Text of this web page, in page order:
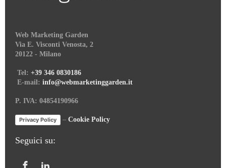
Web Marketing Garden
Via E. Visconti Venosta, 2
20122 - Milano
Tel: +39 346 0830186
E-mail: info@webmarketinggarden.it
P. IVA: 04854190966
Privacy Policy – Cookie Policy
Seguici su: